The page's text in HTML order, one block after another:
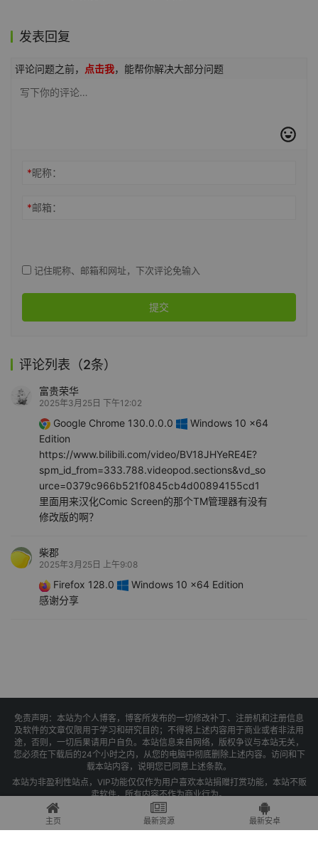
发表回复
评论问题之前， 点击我，能帮你解决大部分问题
*昵称：
*邮箱：
记住昵称、邮箱和网址，下次评论免输入
提交
评论列表（2条）
富贵荣华
2025年3月25日 下午12:02
Google Chrome 130.0.0.0
Windows 10 x64
Edition
https://www.bilibili.com/video/BV18JHYeRE4E?
spm_id_from=333.788.videopod.sections&vd_so
urce=0379c966b521f0845cb4d00894155cd1
里面用来汉化Comic Screen的那个TM管理器有没有
修改版的啊？
柴郡
2025年3月25日 上午9:08
Firefox 128.0
Windows 10 x64 Edition
感谢分享
免责声明：本站为个人博客，博客所发布的一切修改补丁、注册机和注册信息
及软件的文章仅限用于学习和研究目的；不得将上述内容用于商业或者非法用
途，否则，一切后果请用户自负。本站信息来自网络，版权争议与本站无关，
您必须在下载后的24个小时之内，从您的电脑中彻底删除上述内容。访问和下
载本站内容，说明您已同意上述条款。
本站为非盈利性站点，VIP功能仅仅作为用户喜欢本站捐赠打赏功能，本站不贩
卖软件，所有内容不作为商业行为。
Copyright © 2025 果核剥壳 - 琼ICP备2021004479号-1
主页 最新资源 最新安卓